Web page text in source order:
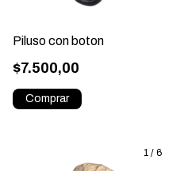
Piluso con boton
$7.500,00
1 / 6